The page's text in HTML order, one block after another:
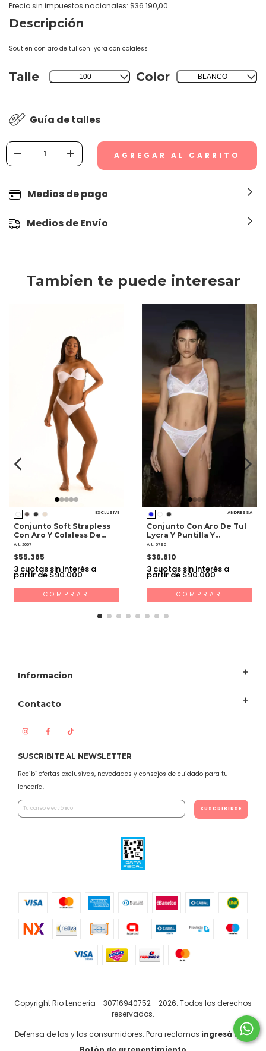
Precio sin impuestos nacionales: $36.190,00
Descripción
Soutien con aro de tul con lycra con colaless
Color BLANCO
Talle 100
Guía de talles
Medios de pago
Medios de Envío
Tambien te puede interesar
EXCLUSIVE
Conjunto Soft Strapless
Con Aro Y Colaless De
Microfibra
Art. 2067
$55.385
3cuotas sin interés a
partir de $90.000
COMPRAR
ANDRESSA
Conjunto Con Aro De Tul
Lycra Y Puntilla Y
Culoteless De Puntilla
Art. 5795
$36.810
3cuotas sin interés a
partir de $90.000
COMPRAR
Informacion
Contacto
SUSCRIBITE AL NEWSLETTER
Recibí ofertas exclusivas, novedades y consejos de cuidado para tu
lencería.
Copyright Rio Lenceria - 30716940752 - 2026. Todos los derechos
reservados.
Defensa de las y los consumidores. Para reclamos ingresá acá.